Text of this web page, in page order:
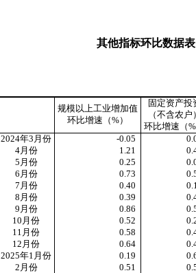
其他指标环比数据表
规模以上工业增加值
环比增速（%）
固定资产投
（不含农户
环比增速（
2024年3月份
-0.05
4月份
1.21
5月份
0.25
6月份
0.73
7月份
0.40
8月份
0.39
9月份
0.86
10月份
0.52
11月份
0.58
12月份
0.64
2025年1月份
0.19
2月份
0.51